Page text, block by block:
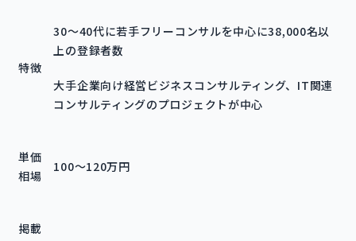
特徴
30～40代に若手フリーコンサルを中心に38,000名以
上の登録者数
大手企業向け経営ビジネスコンサルティング、IT関連
コンサルティングのプロジェクトが中心
単価
相場
100～120万円
掲載